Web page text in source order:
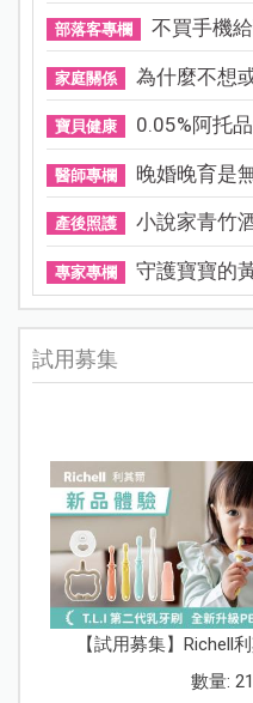
部落客專欄 不買手機
家庭關係 為什麼不想
寶貝健康 0.05%阿托
醫師專欄 晚婚晚育是
產後照護 小說家青竹
專家專欄 守護寶寶的
試用募集
【試用募集】Richell
數量: